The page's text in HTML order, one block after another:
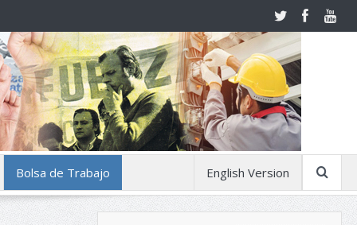
Bolsa de Trabajo English Version